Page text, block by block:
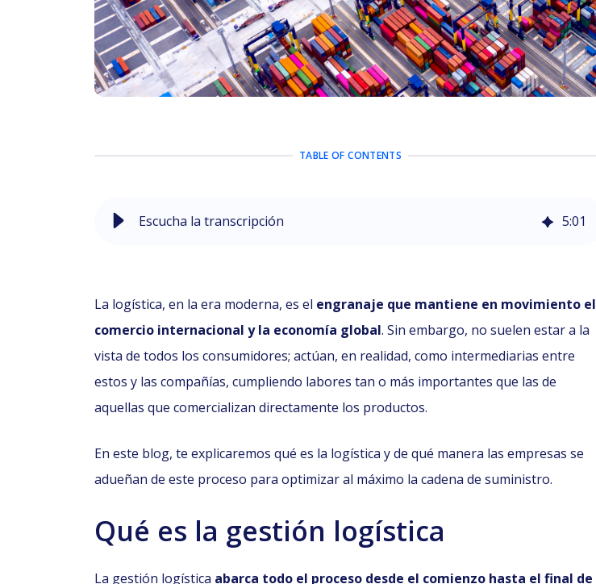
TABLE OF CONTENTS
Escucha la transcripción 5:01
La logística, en la era moderna, es el engranaje que mantiene en movimiento el
comercio internacional y la economía global. Sin embargo, no suelen estar a la
vista de todos los consumidores; actúan, en realidad, como intermediarias entre
estos y las compañías, cumpliendo labores tan o más importantes que las de
aquellas que comercializan directamente los productos.
En este blog, te explicaremos qué es la logística y de qué manera las empresas se
adueñan de este proceso para optimizar al máximo la cadena de suministro.
Qué es la gestión logística
La gestión logística abarca todo el proceso desde el comienzo hasta el final de